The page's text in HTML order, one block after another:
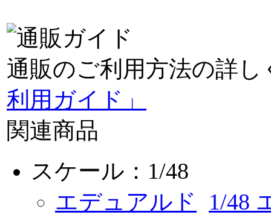
通販のご利用方法の詳し
利用ガイド」
関連商品
スケール：1/48
エデュアルド
1/48